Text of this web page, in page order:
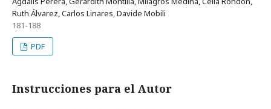
Ruth Álvarez, Carlos Linares, Davide Mobili
181-188
PDF
Instrucciones para el Autor